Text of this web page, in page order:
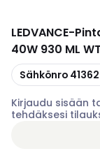
LEDVANCE-
40W 930 ML WT
Kopioi
Sähkönro
Kirjaudu sisään
tehdäksesi